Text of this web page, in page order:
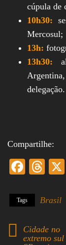
cúpula de
10h30:
Mercosul;
13h:
13h30:
delegação.
Compartilhe:
Fa
bo
T
ea
Tags Brasil
Cidade no
extremo sul